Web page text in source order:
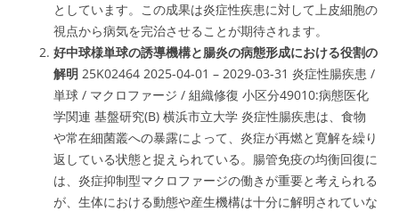
としています。この成果は炎症性疾患に対して上皮細胞の
視点から病気を完治させることが期待されます。
好中球様単球の誘導機構と腸炎の病態形成における役割の
解明 25K02464 2025-04-01 – 2029-03-31 炎症性腸疾患 /
単球 / マクロファージ / 組織修復 小区分49010:病態医化
学関連 基盤研究(B) 横浜市立大学 炎症性腸疾患は、食物
や常在細菌叢への暴露によって、炎症が再燃と寛解を繰り
返している状態と捉えられている。腸管免疫の均衡回復に
は、炎症抑制型マクロファージの働きが重要と考えられる
が、生体における動態や産生機構は十分に解明されていな